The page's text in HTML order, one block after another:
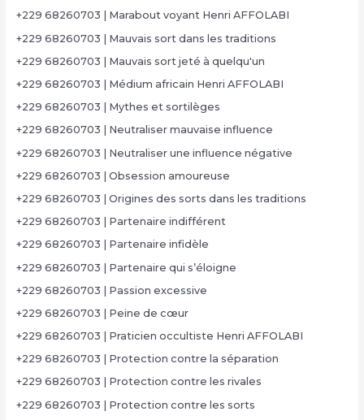
+229 68260703 | Marabout voyant Henri AFFOLABI
+229 68260703 | Mauvais sort dans les traditions
+229 68260703 | Mauvais sort jeté à quelqu'un
+229 68260703 | Médium africain Henri AFFOLABI
+229 68260703 | Mythes et sortilèges
+229 68260703 | Neutraliser mauvaise influence
+229 68260703 | Neutraliser une influence négative
+229 68260703 | Obsession amoureuse
+229 68260703 | Origines des sorts dans les traditions
+229 68260703 | Partenaire indifférent
+229 68260703 | Partenaire infidèle
+229 68260703 | Partenaire qui s’éloigne
+229 68260703 | Passion excessive
+229 68260703 | Peine de cœur
+229 68260703 | Praticien occultiste Henri AFFOLABI
+229 68260703 | Protection contre la séparation
+229 68260703 | Protection contre les rivales
+229 68260703 | Protection contre les sorts